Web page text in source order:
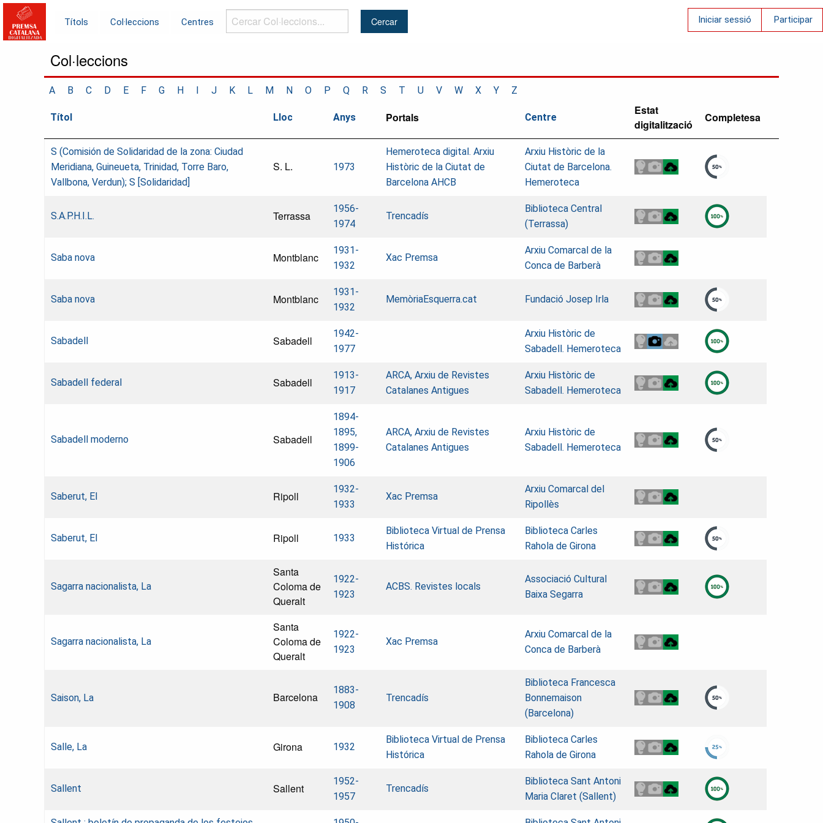
Títols Col·leccions Centres
Cercar
Col·leccions...
Iniciar sessió Participar
Col·leccions
A B C D E F G H I J K L M N O P Q R S T U V W X Y Z
Títol Lloc Anys Portals Centre
Estat
digitalització
Completesa
S (Comisión de Solidaridad de la zona: Ciudad
Meridiana, Guineueta, Trinidad, Torre Baro,
Vallbona, Verdun); S [Solidaridad]
S. L. 1973
Hemeroteca digital. Arxiu
Històric de la Ciutat de
Barcelona AHCB
Arxiu Històric de la
Ciutat de Barcelona.
Hemeroteca
S.A.P.H.I.L. Terrassa
1956-
1974
Trencadís
Biblioteca Central
(Terrassa)
Saba nova Montblanc
1931-
1932
Xac Premsa
Arxiu Comarcal de la
Conca de Barberà
Saba nova Montblanc
1931-
1932
MemòriaEsquerra.cat Fundació Josep Irla
Sabadell Sabadell
1942-
1977
Arxiu Històric de
Sabadell. Hemeroteca
Sabadell federal Sabadell
1913-
1917
ARCA, Arxiu de Revistes
Catalanes Antigues
Arxiu Històric de
Sabadell. Hemeroteca
Sabadell moderno Sabadell
1894-
1895,
1899-
1906
ARCA, Arxiu de Revistes
Catalanes Antigues
Arxiu Històric de
Sabadell. Hemeroteca
Saberut, El Ripoll
1932-
1933
Xac Premsa
Arxiu Comarcal del
Ripollès
Saberut, El Ripoll 1933
Biblioteca Virtual de Prensa
Histórica
Biblioteca Carles
Rahola de Girona
Sagarra nacionalista, La
Santa
Coloma de
Queralt
1922-
1923
ACBS. Revistes locals
Associació Cultural
Baixa Segarra
Sagarra nacionalista, La
Santa
Coloma de
Queralt
1922-
1923
Xac Premsa
Arxiu Comarcal de la
Conca de Barberà
Saison, La Barcelona
1883-
1908
Trencadís
Biblioteca Francesca
Bonnemaison
(Barcelona)
Salle, La Girona 1932
Biblioteca Virtual de Prensa
Histórica
Biblioteca Carles
Rahola de Girona
Sallent Sallent
1952-
1957
Trencadís
Biblioteca Sant Antoni
Maria Claret (Sallent)